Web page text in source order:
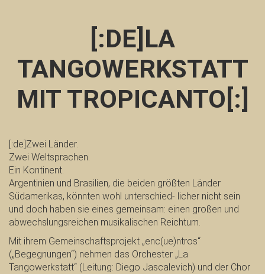
[:DE]LA
TANGOWERKSTATT
MIT TROPICANTO[:]
[:de]Zwei Länder.
Zwei Weltsprachen.
Ein Kontinent.
Argentinien und Brasilien, die beiden größten Länder
Südamerikas, könnten wohl unterschied- licher nicht sein
und doch haben sie eines gemeinsam: einen großen und
abwechslungsreichen musikalischen Reichtum.
Mit ihrem Gemeinschaftsprojekt „enc(ue)ntros“
(„Begegnungen“) nehmen das Orchester „La
Tangowerkstatt“ (Leitung: Diego Jascalevich) und der Chor